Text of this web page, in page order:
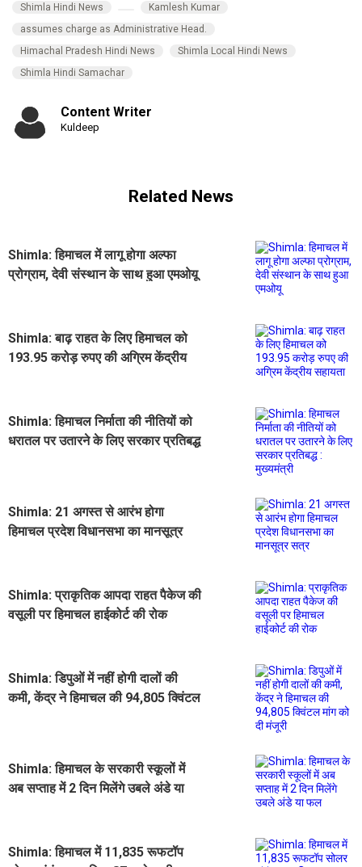
Shimla Hindi News
Kamlesh Kumar
assumes charge as Administrative Head.
Himachal Pradesh Hindi News
Shimla Local Hindi News
Shimla Hindi Samachar
Content Writer
Kuldeep
Related News
Shimla: हिमाचल में लागू होगा अल्फा
प्रोग्राम, देवी संस्थान के साथ हुआ एमओयू
Shimla: बाढ़ राहत के लिए हिमाचल को
193.95 करोड़ रुपए की अग्रिम केंद्रीय
Shimla: हिमाचल निर्माता की नीतियों को
धरातल पर उतारने के लिए सरकार प्रतिबद्ध
Shimla: 21 अगस्त से आरंभ होगा
हिमाचल प्रदेश विधानसभा का मानसूत्र
Shimla: प्राकृतिक आपदा राहत पैकेज की
वसूली पर हिमाचल हाईकोर्ट की रोक
Shimla: डिपुओं में नहीं होगी दालों की
कमी, केंद्र ने हिमाचल की 94,805 क्विंटल
Shimla: हिमाचल के सरकारी स्कूलों में
अब सप्ताह में 2 दिन मिलेंगे उबले अंडे या
Shimla: हिमाचल में 11,835 रूफटॉप